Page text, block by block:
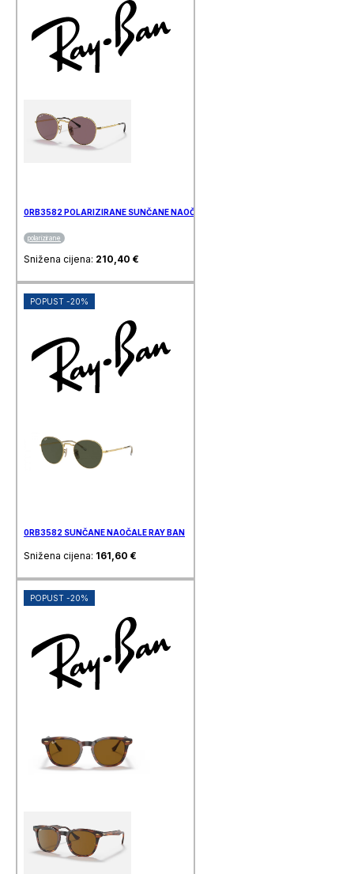
0RB3582 POLARIZIRANE SUNČANE NAOČALE RAY BAN
polarizirane
Snižena cijena: 210,40 €
POPUST -20%
0RB3582 SUNČANE NAOČALE RAY BAN
Snižena cijena: 161,60 €
POPUST -20%